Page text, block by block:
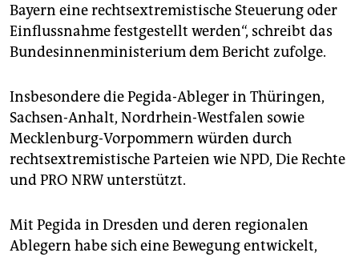
Bayern eine rechtsextremistische Steuerung oder
Einflussnahme festgestellt werden“, schreibt das
Bundesinnenministerium dem Bericht zufolge.
Insbesondere die Pegida-Ableger in Thüringen,
Sachsen-Anhalt, Nordrhein-Westfalen sowie
Mecklenburg-Vorpommern würden durch
rechtsextremistische Parteien wie NPD, Die Rechte
und PRO NRW unterstützt.
Mit Pegida in Dresden und deren regionalen
Ablegern habe sich eine Bewegung entwickelt,